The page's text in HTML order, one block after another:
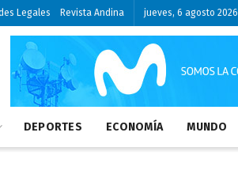
Legales Revista Andina jueves, 6 agosto 2026
DEPORTES ECONOMÍA MUNDO